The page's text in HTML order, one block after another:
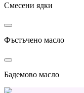
Смесени ядки
Фъстъчено масло
Бадемово масло